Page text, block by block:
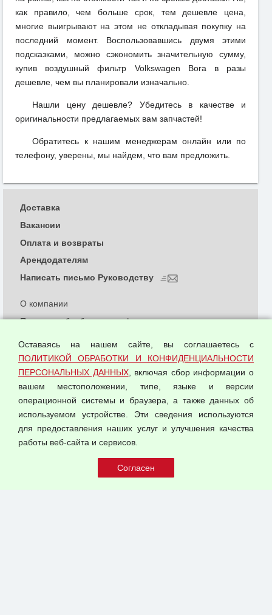
как правило, чем больше срок, тем дешевле цена,
многие выигрывают на этом не откладывая покупку на
последний момент. Воспользовавшись двумя этими
подсказками, можно сэкономить значительную сумму,
купив воздушный фильтр Volkswagen Bora в разы
дешевле, чем вы планировали изначально.
Нашли цену дешевле? Убедитесь в качестве и
оригинальности предлагаемых вам запчастей!
Обратитесь к нашим менеджерам онлайн или по
телефону, уверены, мы найдем, что вам предложить.
© 2026 ООО "Феникс"
О компании
Политика обработки и конфиденциальности
Согласием на обработку персональных данных
Оферта оптовой купли-продажи
Публичная оферта
Доставка
Вакансии
Оплата и возвраты
Арендодателям
Написать письмо Руководству
Оставаясь на нашем сайте, вы соглашаетесь с
ПОЛИТИКОЙ ОБРАБОТКИ И КОНФИДЕНЦИАЛЬНОСТИ
ПЕРСОНАЛЬНЫХ ДАННЫХ, включая сбор информации о
вашем местоположении, типе, языке и версии
операционной системы и браузера, а также данных об
используемом устройстве. Эти сведения используются
для предоставления наших услуг и улучшения качества
работы веб-сайта и сервисов.